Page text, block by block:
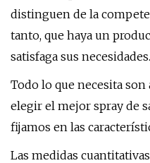
distinguen de la
tanto, que haya un
satisfaga sus necesidades.
Todo lo que necesita
elegir el mejor spray de
fijamos en las
Las medidas